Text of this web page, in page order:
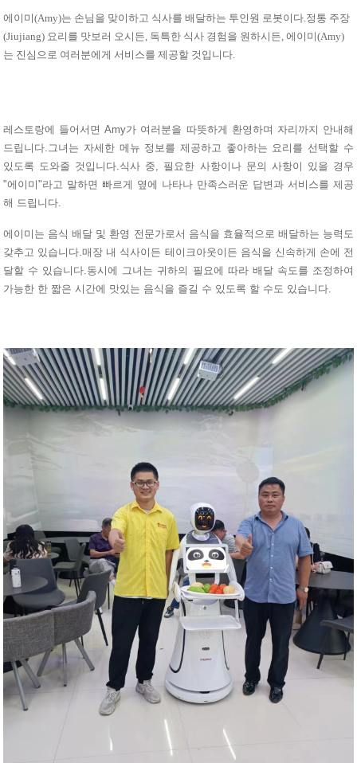
에이미(Amy)는 손님을 맞이하고 식사를 배달하는 투인원 로봇이다.정통 주장
(Jiujiang) 요리를 맛보러 오시든, 독특한 식사 경험을 원하시든, 에이미(Amy)
는 진심으로 여러분에게 서비스를 제공할 것입니다.
레스토랑에 들어서면 Amy가 여러분을 따뜻하게 환영하며 자리까지 안내해
드립니다.그녀는 자세한 메뉴 정보를 제공하고 좋아하는 요리를 선택할 수
있도록 도와줄 것입니다.식사 중, 필요한 사항이나 문의 사항이 있을 경우
"에이미"라고 말하면 빠르게 옆에 나타나 만족스러운 답변과 서비스를 제공
해 드립니다.
에이미는 음식 배달 및 환영 전문가로서 음식을 효율적으로 배달하는 능력도
갖추고 있습니다.매장 내 식사이든 테이크아웃이든 음식을 신속하게 손에 전
달할 수 있습니다.동시에 그녀는 귀하의 필요에 따라 배달 속도를 조정하여
가능한 한 짧은 시간에 맛있는 음식을 즐길 수 있도록 할 수도 있습니다.